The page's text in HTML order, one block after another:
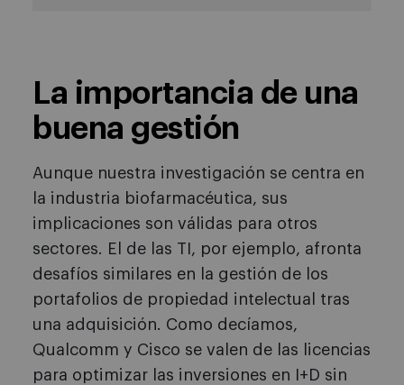
La importancia de una
buena gestión
Aunque nuestra investigación se centra en
la industria biofarmacéutica, sus
implicaciones son válidas para otros
sectores. El de las TI, por ejemplo, afronta
desafíos similares en la gestión de los
portafolios de propiedad intelectual tras
una adquisición. Como decíamos,
Qualcomm y Cisco se valen de las licencias
para optimizar las inversiones en I+D sin